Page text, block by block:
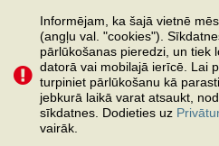
Informējam, ka šajā vietnē
(angļu val. "cookies").
pārlūkošanas pieredzi, un tiek
datorā vai mobilajā ierīcē. Lai
turpiniet pārlūkošanu kā
jebkurā laikā varat atsaukt,
sīkdatnes. Dodieties uz
vairāk.